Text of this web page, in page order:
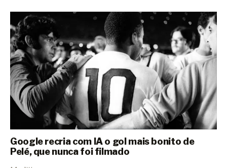
Google recria com IA o gol mais bonito de
Pelé, que nunca foi filmado